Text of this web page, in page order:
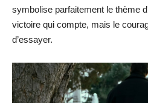
symbolise parfaitement le thème
victoire qui compte, mais le
d’essayer.